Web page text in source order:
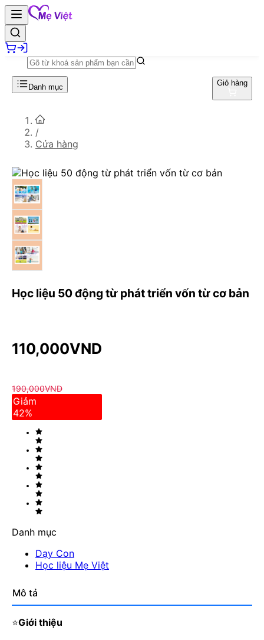
Danh mục Giỏ hàng
/
Cửa hàng
Học liệu 50 động từ phát triển vốn từ cơ bản
110,000VND
190,000VND
Giảm
42%
Danh mục
Dạy Con
Học liệu Mẹ Việt
Mô tả
⭐Giới thiệu